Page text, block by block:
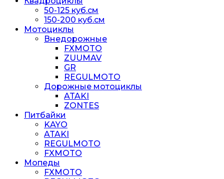
50-125 куб.см
150-200 куб.см
Мотоциклы
Внедорожные
FXMOTO
ZUUMAV
GR
REGULMOTO
Дорожные мотоциклы
ATAKI
ZONTES
Питбайки
KAYO
ATAKI
REGULMOTO
FXMOTO
Мопеды
FXMOTO